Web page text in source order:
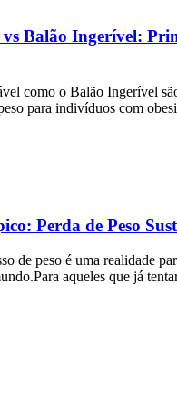
Balão Ingerível:
como o Balão Ingerível
para indivíduos com
Perda de Peso
de peso é uma realidade
aqueles que já